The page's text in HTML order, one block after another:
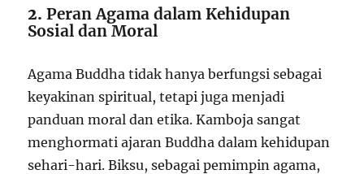
2.Peran Agama dalam Kehidupan
Sosial dan Moral
Agama Buddha tidak hanya berfungsi sebagai
keyakinan spiritual, tetapi juga menjadi
panduan moral dan etika. Kamboja sangat
menghormati ajaran Buddha dalam kehidupan
sehari-hari. Biksu, sebagai pemimpin agama,